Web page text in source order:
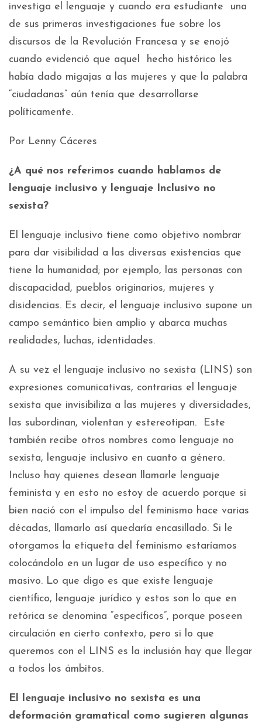
investiga el lenguaje y cuando era estudiante una
de sus primeras investigaciones fue sobre los
discursos de la Revolución Francesa y se enojó
cuando evidenció que aquel hecho histórico les
había dado migajas a las mujeres y que la palabra
“ciudadanas” aún tenía que desarrollarse
políticamente.
Por Lenny Cáceres
¿A qué nos referimos cuando hablamos de
lenguaje inclusivo y lenguaje Inclusivo no
sexista?
El lenguaje inclusivo tiene como objetivo nombrar
para dar visibilidad a las diversas existencias que
tiene la humanidad; por ejemplo, las personas con
discapacidad, pueblos originarios, mujeres y
disidencias. Es decir, el lenguaje inclusivo supone un
campo semántico bien amplio y abarca muchas
realidades, luchas, identidades.
A su vez el lenguaje inclusivo no sexista (LINS) son
expresiones comunicativas, contrarias el lenguaje
sexista que invisibiliza a las mujeres y diversidades,
las subordinan, violentan y estereotipan. Este
también recibe otros nombres como lenguaje no
sexista, lenguaje inclusivo en cuanto a género.
Incluso hay quienes desean llamarle lenguaje
feminista y en esto no estoy de acuerdo porque si
bien nació con el impulso del feminismo hace varias
décadas, llamarlo así quedaría encasillado. Si le
otorgamos la etiqueta del feminismo estaríamos
colocándolo en un lugar de uso específico y no
masivo. Lo que digo es que existe lenguaje
científico, lenguaje jurídico y estos son lo que en
retórica se denomina “específicos”, porque poseen
circulación en cierto contexto, pero si lo que
queremos con el LINS es la inclusión hay que llegar
a todos los ámbitos.
El lenguaje inclusivo no sexista es una
deformación gramatical como sugieren algunas